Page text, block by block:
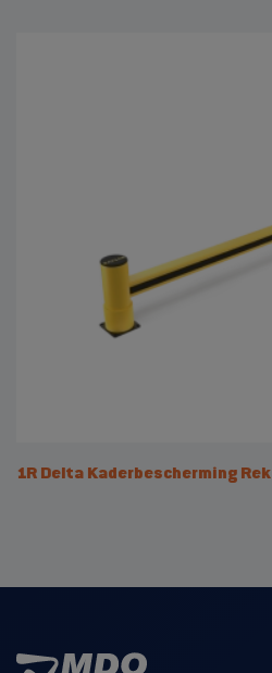
1R Delta Kaderbescherming Rek